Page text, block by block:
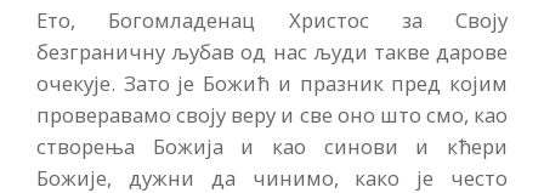
Ето, Богомладенац Христос за Своју
безграничну љубав од нас људи такве дарове
очекује. Зато је Божић и празник пред којим
проверавамо своју веру и све оно што смо, као
створења Божија и као синови и кћери
Божије, дужни да чинимо, како је често